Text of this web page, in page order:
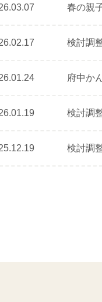
春の親
検討調
府中か
検討調
検討調